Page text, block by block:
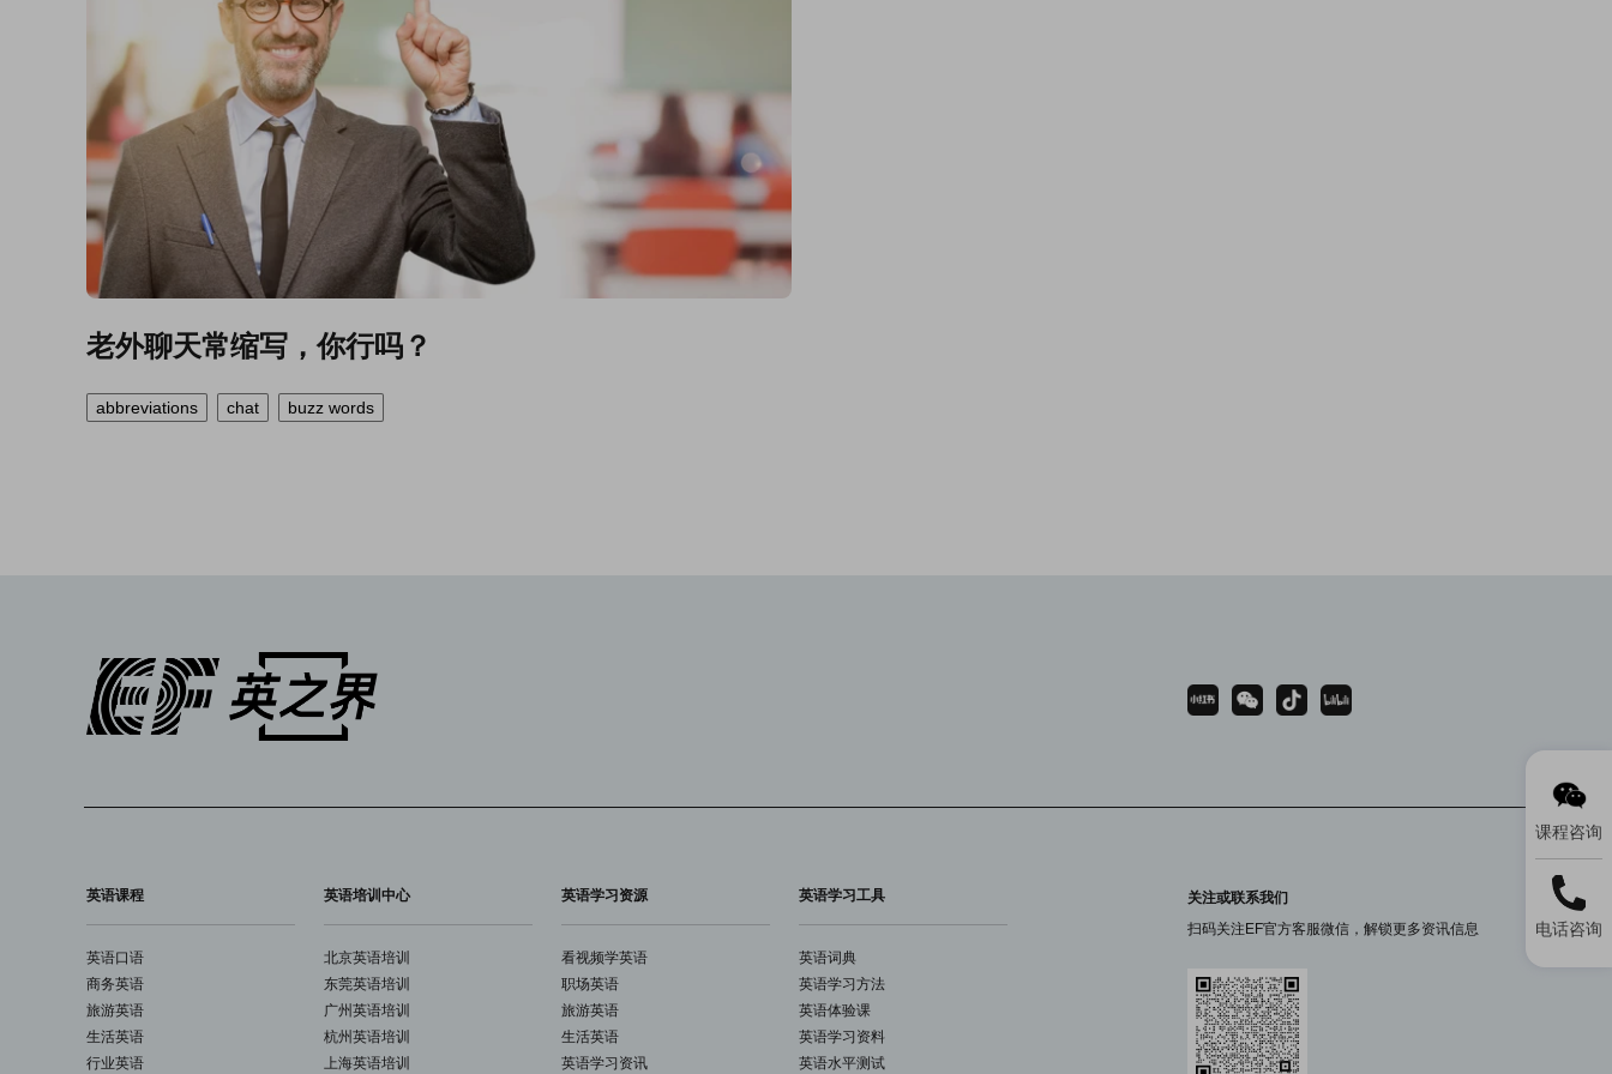
老外聊天常缩写，你行吗？
abbreviations chat buzz words
英语课程
英语口语
商务英语
旅游英语
生活英语
行业英语
英语培训中心
北京英语培训
东莞英语培训
广州英语培训
杭州英语培训
上海英语培训
英语学习资源
看视频学英语
职场英语
旅游英语
生活英语
英语学习资讯
英语学习工具
英语词典
英语学习方法
英语体验课
英语学习资料
英语水平测试
关注或联系我们
扫码关注EF官方客服微信，解锁更多资讯信息
课程咨询
电话咨询